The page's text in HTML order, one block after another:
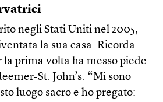
negli Stati Uniti nel 2005,
la sua casa. Ricorda
la prima volta ha messo piede
St. John’s: “Mi sono
luogo sacro e ho pregato: